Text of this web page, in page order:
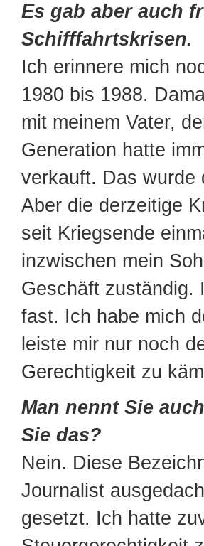
Es gab aber auch
Schifffahrtskrisen.
Ich erinnere mich
1980 bis 1988.
mit meinem Vater,
Generation hatte
verkauft. Das wurde
Aber die derzeitige
seit Kriegsende
inzwischen mein
Geschäft zuständig.
fast. Ich habe mich
leiste mir nur noch
Gerechtigkeit zu
Man nennt Sie
Sie das?
Nein. Diese
Journalist
gesetzt. Ich hatte